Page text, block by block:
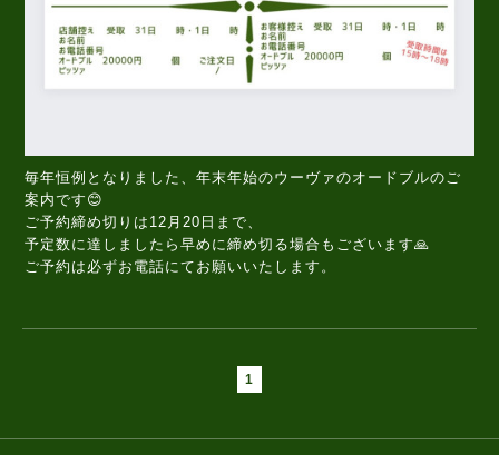
毎年恒例となりました、年末年始のウーヴァのオードブルのご
案内です😊
ご予約締め切りは12月20日まで、
予定数に達しましたら早めに締め切る場合もございます🙏
ご予約は必ずお電話にてお願いいたします。
1